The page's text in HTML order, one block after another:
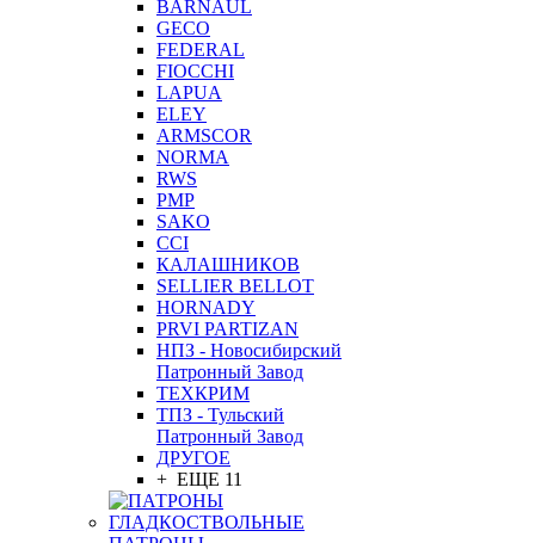
BARNAUL
GEСO
FEDERAL
FIOCCHI
LAPUA
ELEY
ARMSCOR
NORMA
RWS
PMP
SAKO
CCI
КАЛАШНИКОВ
SELLIER BELLOT
HORNADY
PRVI PARTIZAN
НПЗ - Новосибирский
Патронный Завод
ТЕХКРИМ
ТПЗ - Тульский
Патронный Завод
ДРУГОЕ
+ ЕЩЕ 11